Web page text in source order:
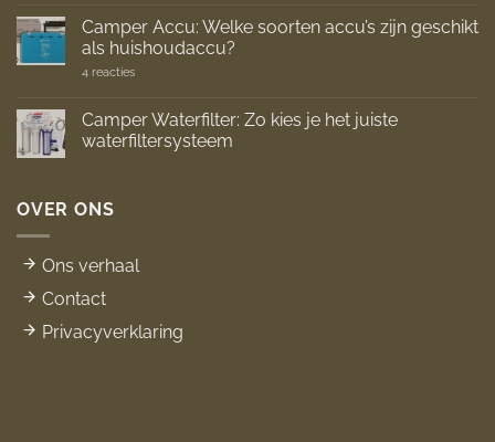
Installeren
Camper:
Stap
stap
Camper Accu: Welke soorten accu’s zijn geschikt
als huishoudaccu?
4 reactiesop
Welke
soorten
accu’s
Camper Waterfilter: Zo kies je het juiste
waterfiltersysteem
Camper
Waterfilter:
je
het
juiste
waterfiltersysteem
OVER ONS
Ons verhaal
Contact
Privacyverklaring